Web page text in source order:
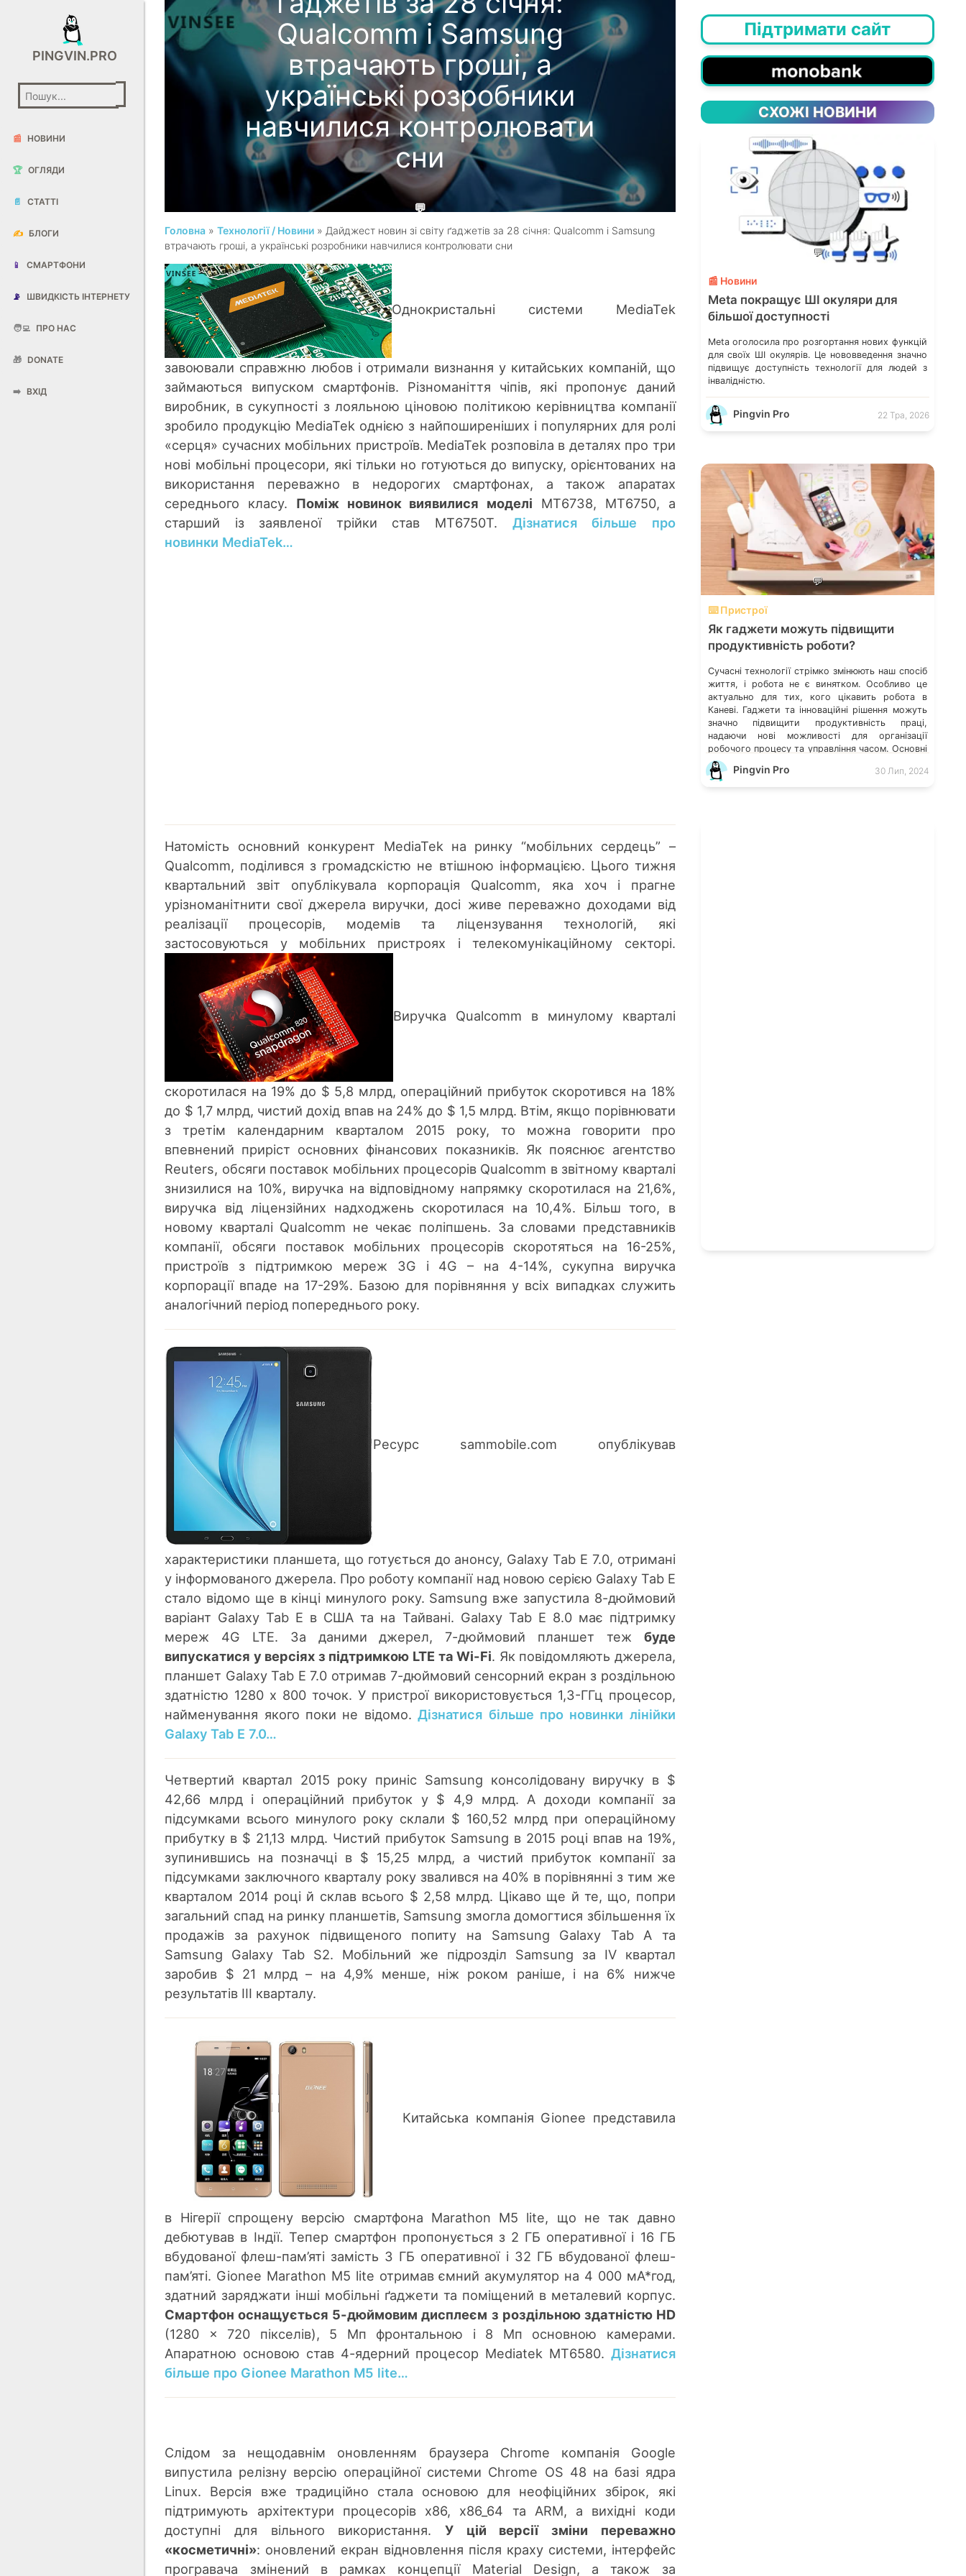
PINGVIN.PRO
📰 НОВИНИ
🏆 ОГЛЯДИ
📄 СТАТТІ
✍️ БЛОГИ
📱 СМАРТФОНИ
📡 ШВИДКІСТЬ ІНТЕРНЕТУ
🧑‍💻 ПРО НАС
🎁 DONATE
➡️ ВХІД
Qualcomm і Samsung
втрачають гроші, а
українські розробники
навчилися контролювати
сни
💬
📅 28 Січ, 2016 21:00
Гребеник Максим
Головна »Технології / Новини » Дайджест новин зі світу ґаджетів за 28 січня: Qualcomm і Samsung
втрачають гроші, а українські розробники навчилися контролювати сни
Однокристальні системи MediaTek
завоювали справжню любов і отримали визнання у китайських компаній, що
займаються випуском смартфонів. Різноманіття чіпів, які пропонує даний
виробник, в сукупності з лояльною ціновою політикою керівництва компанії
зробило продукцію MediaTek однією з найпоширеніших і популярних для ролі
«серця» сучасних мобільних пристроїв. MediaTek розповіла в деталях про три
нові мобільні процесори, які тільки но готуються до випуску, орієнтованих на
використання переважно в недорогих смартфонах, а також апаратах
середнього класу. Поміж новинок виявилися моделі МТ6738, МТ6750, а
старший із заявленої трійки став МТ6750T. Дізнатися більше про
новинки MediaTek…
Натомість основний конкурент MediaTek на ринку “мобільних сердець” –
Qualcomm, поділився з громадскістю не втішною інформацією. Цього тижня
квартальний звіт опублікувала корпорація Qualcomm, яка хоч і прагне
урізноманітнити свої джерела виручки, досі живе переважно доходами від
реалізації процесорів, модемів та ліцензування технологій, які
застосовуються у мобільних пристроях і телекомунікаційному секторі.
Виручка Qualcomm в минулому кварталі
скоротилася на 19% до $ 5,8 млрд, операційний прибуток скоротився на 18%
до $ 1,7 млрд, чистий дохід впав на 24% до $ 1,5 млрд. Втім, якщо порівнювати
з третім календарним кварталом 2015 року, то можна говорити про
впевнений приріст основних фінансових показників. Як пояснює агентство
Reuters, обсяги поставок мобільних процесорів Qualcomm в звітному кварталі
знизилися на 10%, виручка на відповідному напрямку скоротилася на 21,6%,
виручка від ліцензійних надходжень скоротилася на 10,4%. Більш того, в
новому кварталі Qualcomm не чекає поліпшень. За словами представників
компанії, обсяги поставок мобільних процесорів скоротяться на 16-25%,
пристроїв з підтримкою мереж 3G і 4G – на 4-14%, сукупна виручка
корпорації впаде на 17-29%. Базою для порівняння у всіх випадках служить
аналогічний період попереднього року.
Ресурс sammobile.com опублікував
характеристики планшета, що готується до анонсу, Galaxy Tab E 7.0, отримані
у інформованого джерела. Про роботу компанії над новою серією Galaxy Tab E
стало відомо ще в кінці минулого року. Samsung вже запустила 8-дюймовий
варіант Galaxy Tab E в США та на Тайвані. Galaxy Tab E 8.0 має підтримку
мереж 4G LTE. За даними джерел, 7-дюймовий планшет теж буде
випускатися у версіях з підтримкою LTE та Wi-Fi. Як повідомляють джерела,
планшет Galaxy Tab E 7.0 отримав 7-дюймовий сенсорний екран з роздільною
здатністю 1280 х 800 точок. У пристрої використовується 1,3-ГГц процесор,
найменування якого поки не відомо.Дізнатися більше про новинки лінійки
Galaxy Tab E 7.0…
Четвертий квартал 2015 року приніс Samsung консолідовану виручку в $
42,66 млрд і операційний прибуток у $ 4,9 млрд. А доходи компанії за
підсумками всього минулого року склали $ 160,52 млрд при операційному
прибутку в $ 21,13 млрд. Чистий прибуток Samsung в 2015 році впав на 19%,
зупинившись на позначці в $ 15,25 млрд, а чистий прибуток компанії за
підсумками заключного кварталу року звалився на 40% в порівнянні з тим же
кварталом 2014 році й склав всього $ 2,58 млрд. Цікаво ще й те, що, попри
загальний спад на ринку планшетів, Samsung змогла домогтися збільшення їх
продажів за рахунок підвищеного попиту на Samsung Galaxy Tab A та
Samsung Galaxy Tab S2. Мобільний же підрозділ Samsung за IV квартал
заробив $ 21 млрд – на 4,9% менше, ніж роком раніше, і на 6% нижче
результатів III кварталу.
Китайська компанія Gionee представила
в Нігерії спрощену версію смартфона Marathon M5 lite, що не так давно
дебютував в Індії. Тепер смартфон пропонується з 2 ГБ оперативної і 16 ГБ
вбудованої флеш-пам’яті замість 3 ГБ оперативної і 32 ГБ вбудованої флеш-
пам’яті. Gionee Marathon M5 lite отримав ємний акумулятор на 4 000 мА*год,
здатний заряджати інші мобільні ґаджети та поміщений в металевий корпус.
Смартфон оснащується 5-дюймовим дисплеєм з роздільною здатністю HD
(1280 x 720 пікселів), 5 Мп фронтальною і 8 Мп основною камерами.
Апаратною основою став 4-ядерний процесор Mediatek MT6580. Дізнатися
більше про Gionee Marathon M5 lite…
Слідом за нещодавнім оновленням браузера Chrome компанія Google
випустила релізну версію операційної системи Chrome OS 48 на базі ядра
Linux. Версія вже традиційно стала основою для неофіційних збірок, які
підтримують архітектури процесорів x86, x86_64 та ARM, а вихідні коди
доступні для вільного використання. У цій версії зміни переважно
«косметичні»: оновлений екран відновлення після краху системи, інтерфейс
програвача змінений в рамках концепції Material Design, а також за
Підтримати сайт
СХОЖІ НОВИНИ
💬
📰 Новини
Meta покращує ШІ окуляри для
більшої доступності
Meta оголосила про розгортання нових функцій
для своїх ШІ окулярів. Це нововведення значно
підвищує доступність технології для людей з
інвалідністю.
Pingvin Pro 22 Тра, 2026
💬
⌨️ Пристрої
Як гаджети можуть підвищити
продуктивність роботи?
Сучасні технології стрімко змінюють наш спосіб
життя, і робота не є винятком. Особливо це
актуально для тих, кого цікавить робота в
Каневі. Гаджети та інноваційні рішення можуть
значно підвищити продуктивність праці,
надаючи нові можливості для організації
робочого процесу та управління часом. Основні
гаджети для підвищення продуктивності
Сучасний ринок пропонує безліч гаджетів, які
Pingvin Pro 30 Лип, 2024